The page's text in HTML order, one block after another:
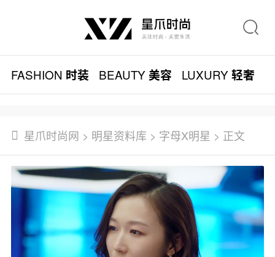
FASHION 时装 BEAUTY美容 LUXURY轻奢
星爪时尚网 > 明星资料库 > 字母X明星 > 正文